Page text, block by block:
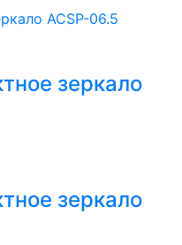
зеркало
зеркало